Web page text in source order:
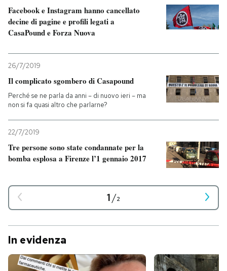
Facebook e Instagram hanno cancellato
decine di pagine e profili legati a
CasaPound e Forza Nuova
26/7/2019
Il complicato sgombero di Casapound
Perché se ne parla da anni – di nuovo ieri – ma
non si fa quasi altro che parlarne?
22/7/2019
Tre persone sono state condannate per la
bomba esplosa a Firenze l’1 gennaio 2017
1/2
In evidenza